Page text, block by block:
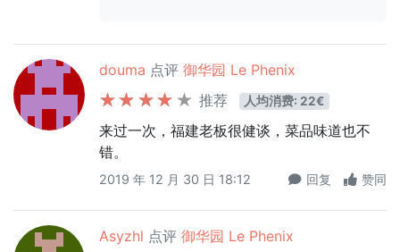
douma 点评 御华园 Le Phenix
推荐
人均消费: 22€
来过一次，福建老板很健谈，菜品味道也不
错。
2019 年 12 月 30 日 18:12 回复 赞同
Asyzhl 点评 御华园 Le Phenix